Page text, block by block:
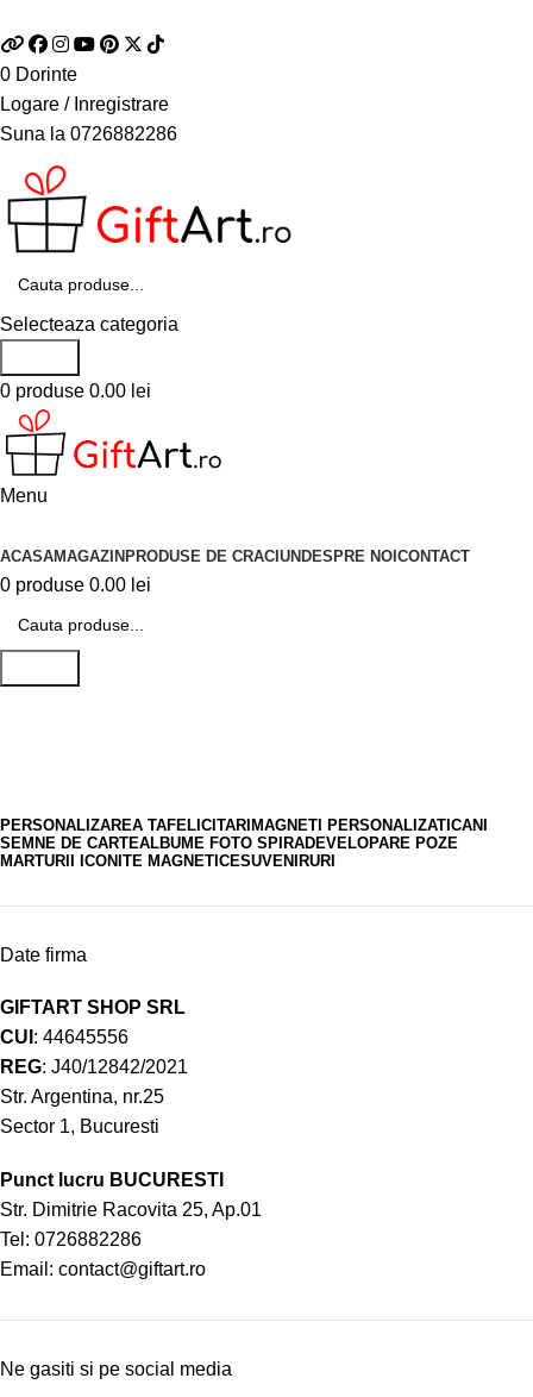
0 Dorinte
Logare / Inregistrare
Suna la 0726882286
Selecteaza categoria
0 produse 0.00 lei
Menu
ACASAMAGAZINPRODUSE DE CRACIUNDESPRE NOICONTACT
0 produse 0.00 lei
PERSONALIZAREA TAFELICITARIMAGNETI PERSONALIZATICANI
SEMNE DE CARTEALBUME FOTO SPIRADEVELOPARE POZE
MARTURII ICONITE MAGNETICESUVENIRURI
Date firma
GIFTART SHOP SRL
CUI : 44645556
REG: J40/12842/2021
Str. Argentina, nr.25
Sector 1, Bucuresti
Punct lucru BUCURESTI
Str. Dimitrie Racovita 25, Ap.01
Tel: 0726882286
Email: contact@giftart.ro
Ne gasiti si pe social media